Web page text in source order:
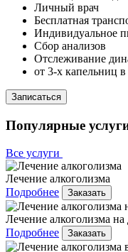
Личный врач
Бесплатная
Индивидуальное
Сбор анализов
Отслеживание
от 3-х капельниц в
Записаться
Популярные
Все услуги
Лечение алкоголизма
Подробнее
Заказать
Лечение алкоголизма
Подробнее
Заказать